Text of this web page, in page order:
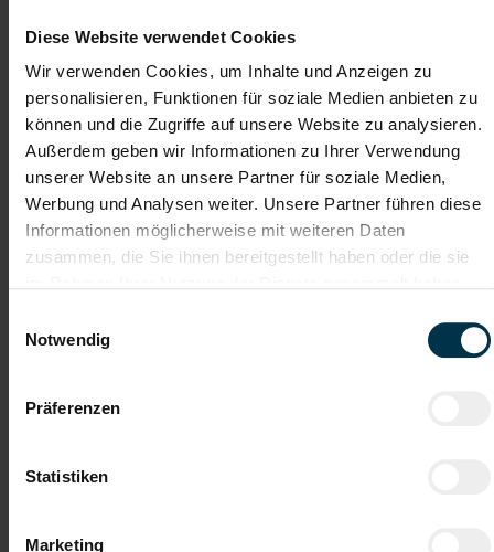
Diese Website verwendet Cookies
Wir verwenden Cookies, um Inhalte und Anzeigen zu
personalisieren, Funktionen für soziale Medien anbieten zu
können und die Zugriffe auf unsere Website zu analysieren.
Außerdem geben wir Informationen zu Ihrer Verwendung
unserer Website an unsere Partner für soziale Medien,
Werbung und Analysen weiter. Unsere Partner führen diese
Informationen möglicherweise mit weiteren Daten
zusammen, die Sie ihnen bereitgestellt haben oder die sie
Notwendig
Präferenzen
Statistiken
Marketing
Nußbach, Oberösterreich
Vollzeit
ab sofort
Montage und Zusammenbau von Sondermaschinen zur
Herstellung von Kunststoffprofilen
Unterstützung bei der internen Inbetriebnahme und
Mitarbeit an Entwicklungs- und Optimierungsprojekten zur